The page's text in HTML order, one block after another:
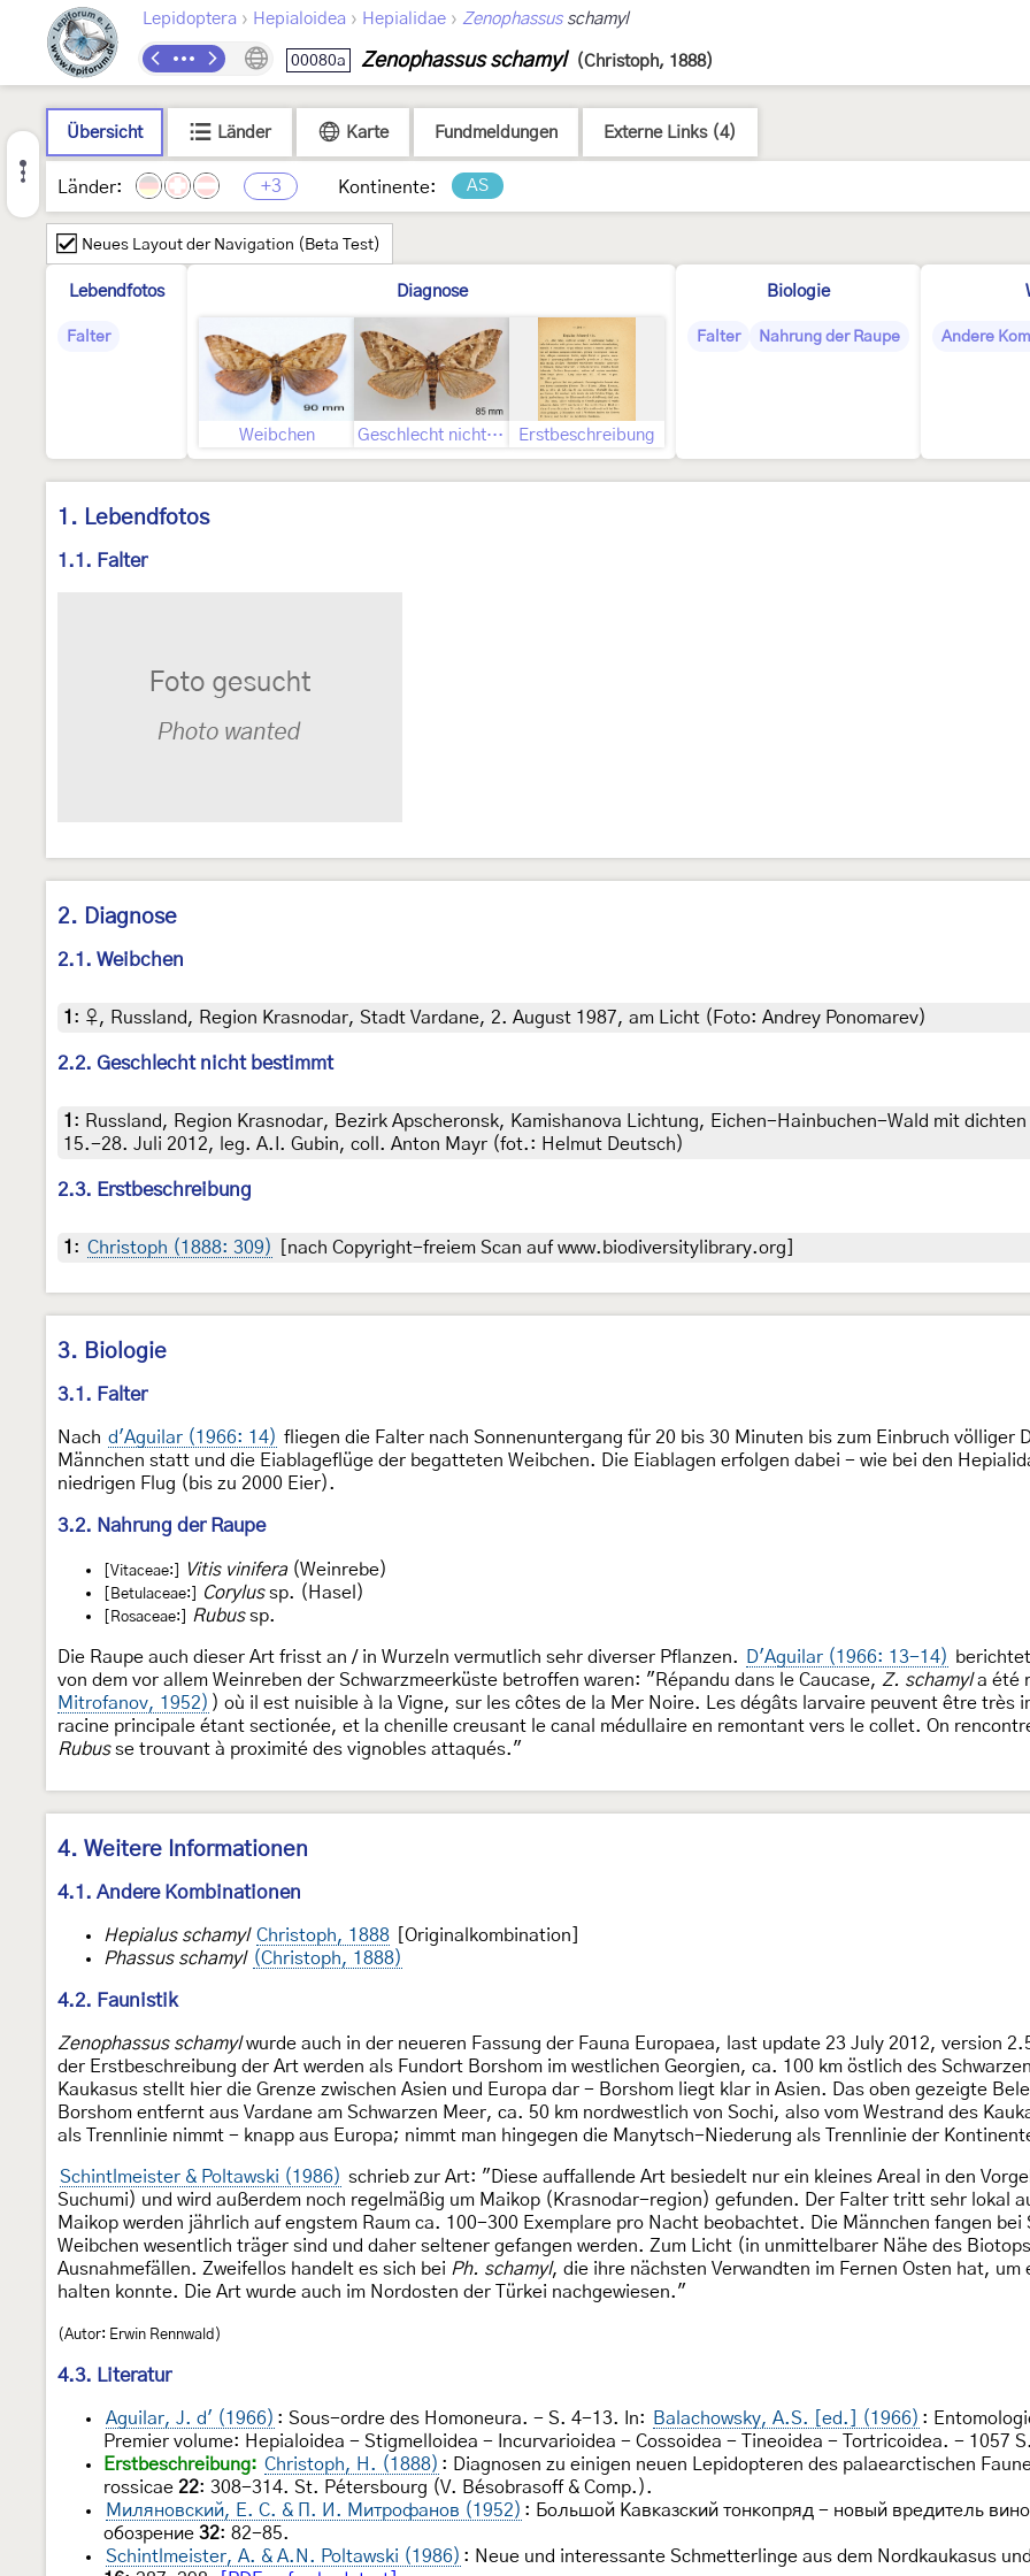
Lepidoptera › Hepialoidea › Hepialidae › Zenophassusschamyl
00080a Zenophassus schamyl (Christoph, 1888)
Übersicht Länder Karte Fundmeldungen Externe Links (4)
Länder: +3 Kontinente: AS
Neues Layout der Navigation (Beta Test)
Lebendfotos
Falter
Diagnose
Weibchen Geschlecht nicht bestimmt Erstbeschreibung
Biologie
Falter Nahrung der Raupe Andere
1. Lebendfotos
1.1. Falter
2. Diagnose
2.1. Weibchen
1 : ♀, Russland, Region Krasnodar, Stadt Vardane, 2. August 1987, am Licht (Foto: Andrey Ponomarev)
2.2. Geschlecht nicht bestimmt
1 : Russland, Region Krasnodar, Bezirk Apscheronsk, Kamishanova Lichtung, Eichen-Hainbuchen-Wald mit
15.-28. Juli 2012, leg. A.I. Gubin, coll. Anton Mayr (fot.: Helmut Deutsch)
2.3. Erstbeschreibung
1 : Christoph (1888: 309) [nach Copyright-freiem Scan auf www.biodiversitylibrary.org]
3. Biologie
3.1. Falter
Nach d'Aguilar (1966: 14) fliegen die Falter nach Sonnenuntergang für 20 bis 30 Minuten bis zum Einbruch
Männchen statt und die Eiablageflüge der begatteten Weibchen. Die Eiablagen erfolgen dabei - wie bei den
niedrigen Flug (bis zu 2000 Eier).
3.2. Nahrung der Raupe
[Vitaceae:] Vitis vinifera(Weinrebe)
[Betulaceae:] Corylussp. (Hasel)
[Rosaceae:] Rubussp.
Die Raupe auch dieser Art frisst an / in Wurzeln vermutlich sehr diverser Pflanzen. D'Aguilar (1966: 13-14)
von dem vor allem Weinreben der Schwarzmeerküste betroffen waren: "Répandu dans le Caucase, Z. schamyla été
Mitrofanov, 1952) ) où il est nuisible à la Vigne, sur les côtes de la Mer Noire. Les dégâts larvaire peuvent être très
racine principale étant sectionée, et la chenille creusant le canal médullaire en remontant vers le collet. On
Rubusse trouvant à proximité des vignobles attaqués."
4. Weitere Informationen
4.1. Andere Kombinationen
Hepialus schamyl Christoph, 1888
[Originalkombination]
Phassus schamyl (Christoph, 1888)
4.2. Faunistik
Zenophassus schamylwurde auch in der neueren Fassung der Fauna Europaea, last update 23 July 2012, version
der Erstbeschreibung der Art werden als Fundort Borshom im westlichen Georgien, ca. 100 km östlich des
Kaukasus stellt hier die Grenze zwischen Asien und Europa dar - Borshom liegt klar in Asien. Das oben gezeigte
Borshom entfernt aus Vardane am Schwarzen Meer, ca. 50 km nordwestlich von Sochi, also vom Westrand des
als Trennlinie nimmt - knapp aus Europa; nimmt man hingegen die Manytsch-Niederung als Trennlinie der
Schintlmeister & Poltawski (1986) schrieb zur Art: "Diese auffallende Art besiedelt nur ein kleines Areal in den
Suchumi) und wird außerdem noch regelmäßig um Maikop (Krasnodar-region) gefunden. Der Falter tritt sehr lokal
Maikop werden jährlich auf engstem Raum ca. 100-300 Exemplare pro Nacht beobachtet. Die Männchen fangen
Weibchen wesentlich träger sind und daher seltener gefangen werden. Zum Licht (in unmittelbarer Nähe des
Ausnahmefällen. Zweifellos handelt es sich bei Ph. schamyl, die ihre nächsten Verwandten im Fernen Osten hat,
halten konnte. Die Art wurde auch im Nordosten der Türkei nachgewiesen."
(Autor: Erwin Rennwald)
4.3. Literatur
Aguilar, J. d' (1966) : Sous-ordre des Homoneura. - S. 4-13. In: Balachowsky, A.S. [ed.] (1966) :
Premier volume: Hepialoidea - Stigmelloidea - Incurvarioidea - Cossoidea - Tineoidea - Tortricoidea. - 1057
Erstbeschreibung: Christoph, H. (1888) : Diagnosen zu einigen neuen Lepidopteren des palaearctischen
rossicae 22: 308-314. St. Pétersbourg (V. Bésobrasoff & Comp.).
Миляновский, Е. С. & П. И. Митрофанов (1952) : Большой Кавказский тонкопряд - новый вредитель
обозрение 32: 82-85.
Schintlmeister, A. & A.N. Poltawski (1986) : Neue und interessante Schmetterlinge aus dem Nordkaukasus